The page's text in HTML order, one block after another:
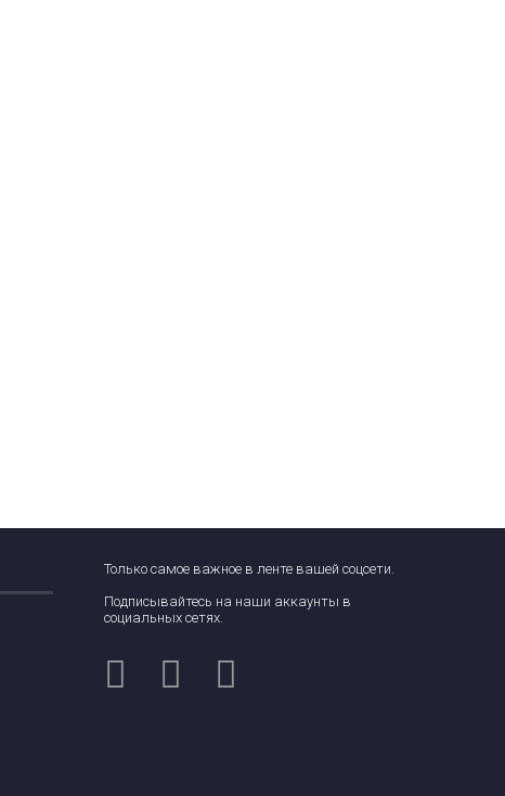
Только самое важное в ленте вашей соцсети.
Подписывайтесь на наши аккаунты в
социальных сетях.